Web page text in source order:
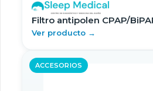
Filtro antipolen CPAP/
Ver producto →
ACCESORIOS